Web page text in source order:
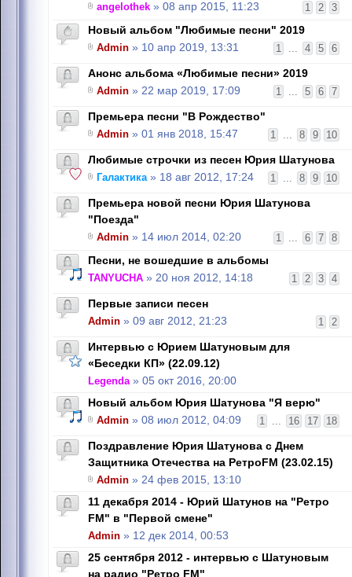
1 2 3
angelothek » 08 апр 2015, 11:23
Новый альбом "Любимые песни" 2019
1 ... 4 5 6
Admin » 10 апр 2019, 13:31
Анонс альбома «Любимые песни» 2019
1 ... 5 6 7
Admin » 22 мар 2019, 17:09
Премьера песни "В Рождество"
1 ... 8 9 10
Admin » 01 янв 2018, 15:47
Любимые строчки из песен Юрия Шатунова
1 ... 8 9 10
Галактика» 18 авг 2012, 17:24
Премьера новой песни Юрия Шатунова
"Поезда"
1 ... 6 7 8
Admin » 14 июл 2014, 02:20
Песни, не вошедшие в альбомы
1 2 3 4
TANYUCHA » 20 ноя 2012, 14:18
Первые записи песен
1 2
Admin » 09 авг 2012, 21:23
Интервью с Юрием Шатуновым для
«Беседки КП» (22.09.12)
Legenda» 05 окт 2016, 20:00
Новый альбом Юрия Шатунова "Я верю"
1 ... 16 17 18
Admin » 08 июл 2012, 04:09
Поздравление Юрия Шатунова с Днем
Защитника Отечества на РетроFM (23.02.15)
Admin » 24 фев 2015, 13:10
11 декабря 2014 - Юрий Шатунов на "Ретро
FM" в "Первой смене"
Admin » 12 дек 2014, 00:53
25 сентября 2012 - интервью с Шатуновым
на радио "Ретро FM"